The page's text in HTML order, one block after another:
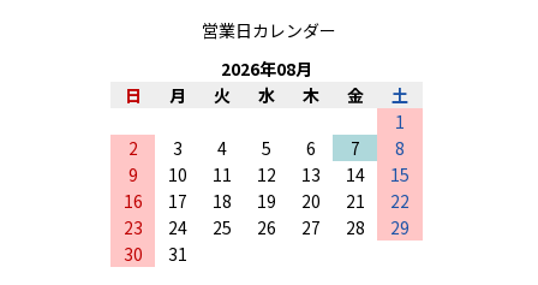
営業日カレンダー
2026年08月
日
月 火 水 木 金
土
1
2
3 4 5 6 7
8
9
10 11 12 13 14
15
16
17 18 19 20 21
22
23
24 25 26 27 28
29
30
31